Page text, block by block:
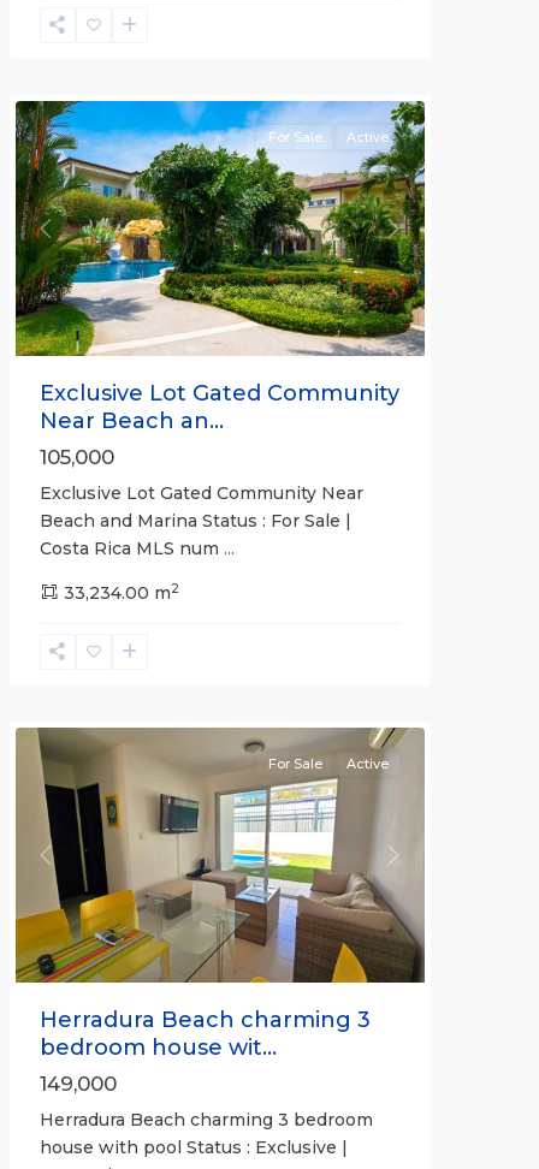
Previous Next
For Sale Active
Exclusive Lot Gated Community
Near Beach an...
105,000
Exclusive Lot Gated Community Near
Beach and Marina Status : For Sale |
Costa Rica MLS num ...
33,234.00 m2
Previous Next
For Sale Active
Herradura Beach charming 3
bedroom house wit...
149,000
Herradura Beach charming 3 bedroom
house with pool Status : Exclusive |